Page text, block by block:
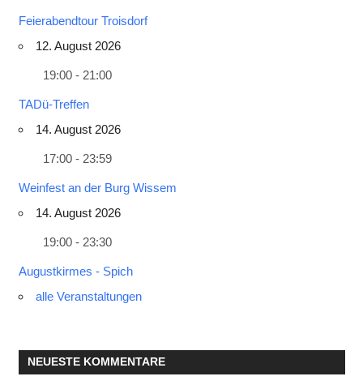
Feierabendtour Troisdorf
12. August 2026
19:00 - 21:00
TADü-Treffen
14. August 2026
17:00 - 23:59
Weinfest an der Burg Wissem
14. August 2026
19:00 - 23:30
Augustkirmes - Spich
alle Veranstaltungen
NEUESTE KOMMENTARE